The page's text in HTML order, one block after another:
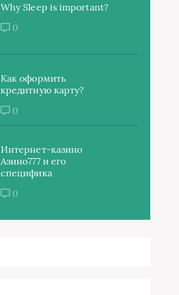
Why Sleep is important?
0
Как оформить
кредитную карту?
0
Интернет-казино
Азино777 и его
специфика
0